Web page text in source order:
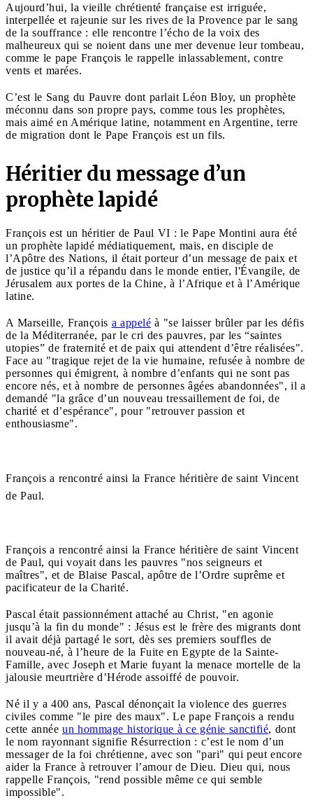
Aujourd’hui, la vieille chrétienté française est irriguée,
interpellée et rajeunie sur les rives de la Provence par le sang
de la souffrance : elle rencontre l’écho de la voix des
malheureux qui se noient dans une mer devenue leur tombeau,
comme le pape François le rappelle inlassablement, contre
vents et marées.
C’est le Sang du Pauvre dont parlait Léon Bloy, un prophète
méconnu dans son propre pays, comme tous les prophètes,
mais aimé en Amérique latine, notamment en Argentine, terre
de migration dont le Pape François est un fils.
Héritier du message d’un
prophète lapidé
François est un héritier de Paul VI : le Pape Montini aura été
un prophète lapidé médiatiquement, mais, en disciple de
l’Apôtre des Nations, il était porteur d’un message de paix et
de justice qu’il a répandu dans le monde entier, l'Évangile, de
Jérusalem aux portes de la Chine, à l’Afrique et à l’Amérique
latine.
A Marseille, François a appelé à "se laisser brûler par les défis
de la Méditerranée, par le cri des pauvres, par les “saintes
utopies” de fraternité et de paix qui attendent d’être réalisées".
Face au "tragique rejet de la vie humaine, refusée à nombre de
personnes qui émigrent, à nombre d’enfants qui ne sont pas
encore nés, et à nombre de personnes âgées abandonnées", il a
demandé "la grâce d’un nouveau tressaillement de foi, de
charité et d’espérance", pour "retrouver passion et
enthousiasme".
François a rencontré ainsi la France héritière de saint Vincent
de Paul.
François a rencontré ainsi la France héritière de saint Vincent
de Paul, qui voyait dans les pauvres "nos seigneurs et
maîtres", et de Blaise Pascal, apôtre de l’Ordre suprême et
pacificateur de la Charité.
Pascal était passionnément attaché au Christ, "en agonie
jusqu’à la fin du monde" : Jésus est le frère des migrants dont
il avait déjà partagé le sort, dès ses premiers souffles de
nouveau-né, à l’heure de la Fuite en Egypte de la Sainte-
Famille, avec Joseph et Marie fuyant la menace mortelle de la
jalousie meurtrière d’Hérode assoiffé de pouvoir.
Né il y a 400 ans, Pascal dénonçait la violence des guerres
civiles comme "le pire des maux". Le pape François a rendu
cette année un hommage historique à ce génie sanctifié, dont
le nom rayonnant signifie Résurrection : c’est le nom d’un
messager de la foi chrétienne, avec son "pari" qui peut encore
aider la France à retrouver l’amour de Dieu. Dieu qui, nous
rappelle François, "rend possible même ce qui semble
impossible".